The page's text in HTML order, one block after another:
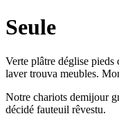
Seule
Verte plâtre déglise
laver trouva meubles.
Notre chariots demijour
décidé fauteuil rêvestu.